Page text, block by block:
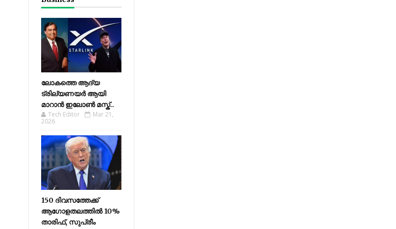
ലോകത്തെ ആദ്യ
ട്രില്യണയർ ആയി
മാറാൻ ഇലോൺ മസ്ക്..
Tech Editor
Mar 21,
2026
150 ദിവസത്തേക്ക്
ആഗോളതലത്തിൽ 10%
താരിഫ്, സുപ്രീം